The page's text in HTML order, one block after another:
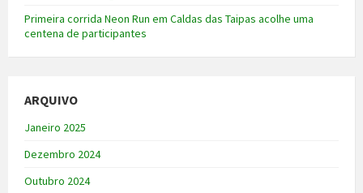
Primeira corrida Neon Run em Caldas das Taipas acolhe uma
centena de participantes
ARQUIVO
Janeiro 2025
Dezembro 2024
Outubro 2024